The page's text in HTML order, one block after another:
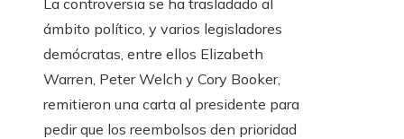
ámbito político, y varios legisladores
demócratas, entre ellos Elizabeth
Warren, Peter Welch y Cory Booker,
remitieron una carta al presidente para
pedir que los reembolsos den prioridad